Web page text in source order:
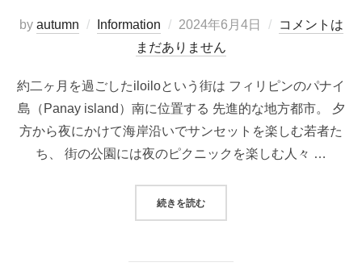
by autumn Information
投
稿
2024年6月4日
コメントは
まだありません
約二ヶ月を過ごしたiloiloという街は フィリピンのパナイ
島（Panay island）南に位置する 先進的な地方都市。 夕
方から夜にかけて海岸沿いでサンセットを楽しむ若者た
ち、 街の公園には夜のピクニックを楽しむ人々 …
続きを読む“ILOILOという街”